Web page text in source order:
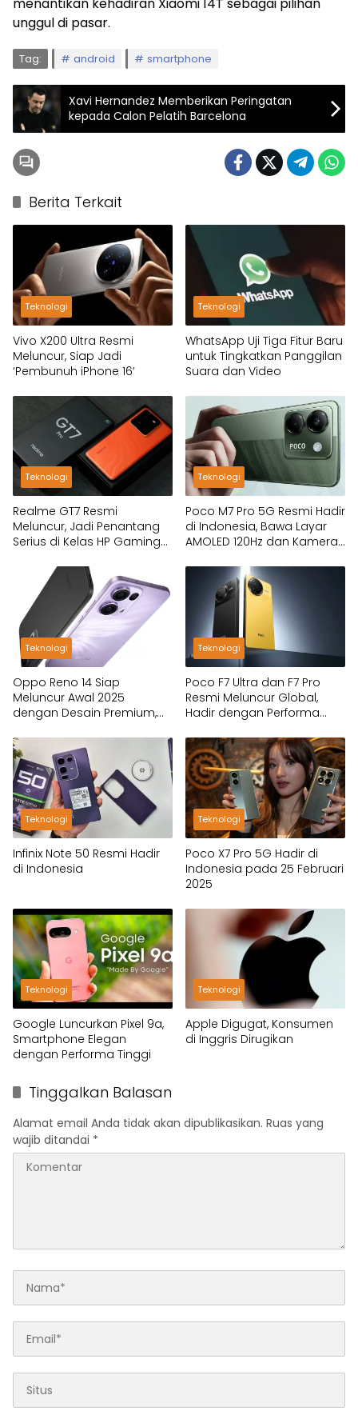
unggul di pasar.
Tag: android smartphone
Xavi Hernandez Memberikan Peringatan
kepada Calon Pelatih Barcelona
Berita Terkait
Teknologi
Vivo X200 Ultra Resmi
Meluncur, Siap Jadi
‘Pembunuh iPhone 16’
Teknologi
WhatsApp Uji Tiga Fitur Baru
untuk Tingkatkan Panggilan
Suara dan Video
Teknologi
Realme GT7 Resmi
Meluncur, Jadi Penantang
Serius di Kelas HP Gaming
Teknologi
Poco M7 Pro 5G Resmi Hadir
di Indonesia, Bawa Layar
AMOLED 120Hz dan Kamera
Teknologi
Oppo Reno 14 Siap
Meluncur Awal 2025
dengan Desain Premium,
Tetap Ramah
Teknologi
Poco F7 Ultra dan F7 Pro
Resmi Meluncur Global,
Hadir dengan Performa
Teknologi
Infinix Note 50 Resmi Hadir
di Indonesia
Teknologi
Poco X7 Pro 5G Hadir di
Indonesia pada 25 Februari
2025
Teknologi
Google Luncurkan Pixel 9a,
Smartphone Elegan
dengan Performa Tinggi
Teknologi
Apple Digugat, Konsumen
di Inggris Dirugikan
Tinggalkan Balasan
Alamat email Anda tidak akan dipublikasikan. Ruas yang
wajib ditandai *